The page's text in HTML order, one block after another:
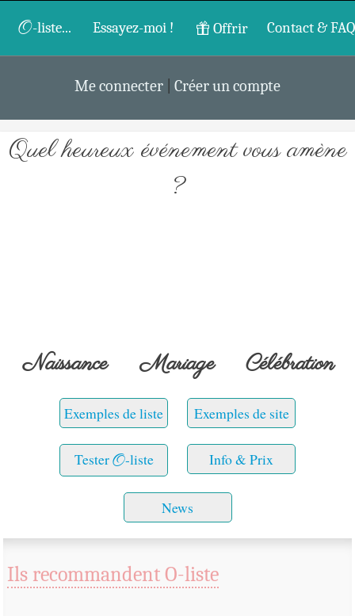
O-liste... Essayez-moi ! Offrir Contact & FAQ
Me connecter Créer un compte
Quel heureux événement vous amène
?
Naissance Mariage Célébration
Exemples de liste Exemples de site
TesterO-liste Info & Prix
News
Ils recommandent O-liste